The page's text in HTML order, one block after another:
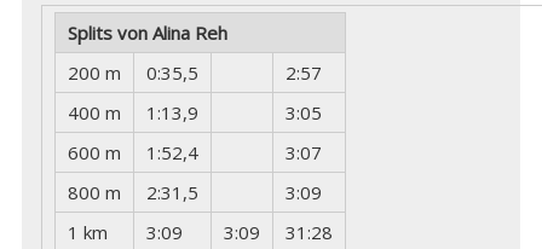
Splits von Alina Reh
200 m
0:35,5
2:57
400 m
1:13,9
3:05
600 m
1:52,4
3:07
800 m
2:31,5
3:09
1 km
3:09 3:09
31:28